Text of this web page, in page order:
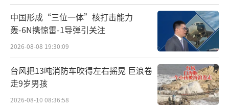
中国形成“三位一体”核打击能力
轰-6N携惊雷-1导弹引关注
2026-08-08 19:30:09
台风把13吨消防车吹得左右摇晃 巨浪卷
走9岁男孩
2026-08-10 08:36:58